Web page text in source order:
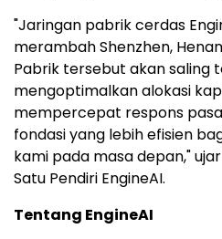
"Jaringan pabrik cerdas
merambah Shenzhen,
Pabrik tersebut akan saling
mengoptimalkan alokasi
mempercepat respons
fondasi yang lebih efisien
kami pada masa depan,"
Satu Pendiri EngineAI.
Tentang EngineAI